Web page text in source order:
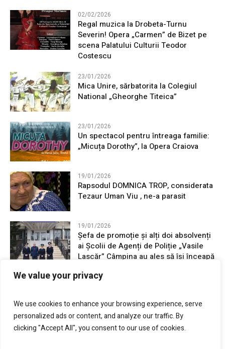
We value your privacy
We use cookies to enhance your browsing experience, serve
personalized ads or content, and analyze our traffic. By
clicking "Accept All", you consent to our use of cookies.
02/02/2026
Regal muzica la Drobeta-Turnu
Severin! Opera „Carmen” de Bizet pe
scena Palatului Culturii Teodor
Costescu
23/01/2026
Mica Unire, sărbatorita la Colegiul
National „Gheorghe Titeica”
23/01/2026
Un spectacol pentru întreaga familie:
„Micuța Dorothy”, la Opera Craiova
19/01/2026
Rapsodul DOMNICA TROP, considerata
Tezaur Uman Viu , ne-a parasit
19/01/2026
Șefa de promoție și alți doi absolvenți
ai Școlii de Agenți de Poliție „Vasile
Lascăr” Câmpina au ales să își înceapă
Române, sărbatorită la Drobeta-Turnu
Severin